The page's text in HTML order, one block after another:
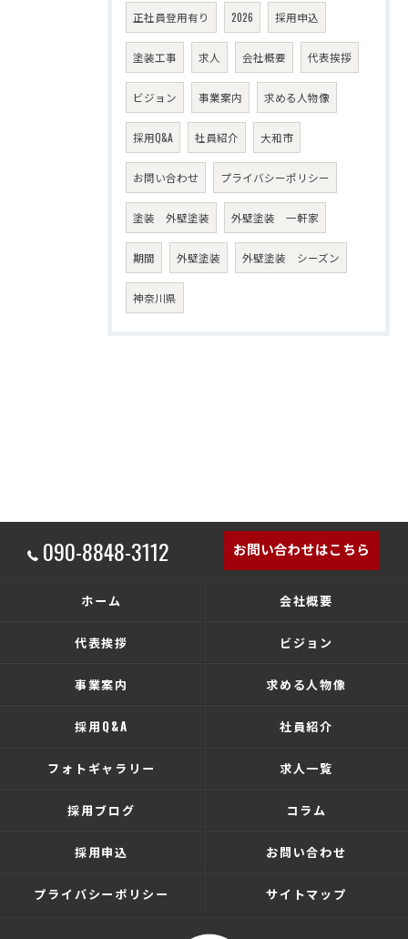
正社員登用有り 2026 採用申込
塗装工事 求人 会社概要 代表挨拶
ビジョン 事業案内 求める人物像
採用Q&A 社員紹介 大和市
お問い合わせ プライバシーポリシー
塗装 外壁塗装 外壁塗装 一軒家
期間 外壁塗装 外壁塗装 シーズン
神奈川県
090-8848-3112 お問い合わせはこちら
ホーム 会社概要
代表挨拶 ビジョン
事業案内 求める人物像
採用Q&A 社員紹介
フォトギャラリー 求人一覧
採用ブログ コラム
採用申込 お問い合わせ
プライバシーポリシー サイトマップ